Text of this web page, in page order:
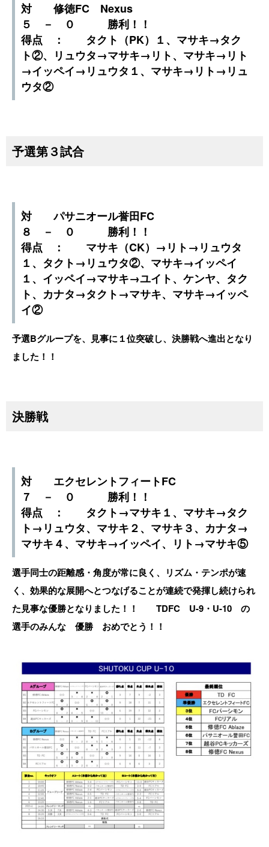
対 修徳FC Nexus
５ － ０ 勝利！！
得点 ： タクト（PK）１、マサキ→タク
ト②、リュウタ→マサキ→リト、マサキ→リト
→イッペイ→リュウタ１、マサキ→リト→リュ
ウタ②
予選第３試合
対 パサニオール誉田FC
８ － ０ 勝利！！
得点 ： マサキ（CK）→リト→リュウタ
１、タクト→リュウタ②、マサキ→イッペイ
１、イッペイ→マサキ→ユイト、ケンヤ、タク
ト、カナタ→タクト→マサキ、マサキ→イッペ
イ②
予選Bグループを、見事に１位突破し、決勝戦へ進出となり
ました！！
決勝戦
対 エクセレントフィートFC
７ － ０ 勝利！！
得点 ： タクト→マサキ１、マサキ→タク
ト→リュウタ、マサキ２、マサキ３、カナタ→
マサキ４、マサキ→イッペイ、リト→マサキ⑤
選手同士の距離感・角度が常に良く、リズム・テンポが速
く、効果的な展開へとつなげることが連続で発揮し続けられ
た見事な優勝となりました！！ TDFC U-9・U-10 の
選手のみんな 優勝 おめでとう！！